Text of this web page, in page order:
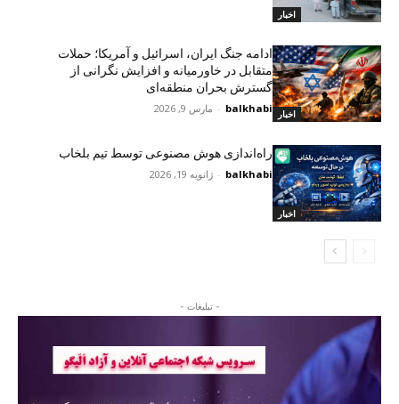
اخبار
اخبار
ادامه جنگ ایران، اسرائیل و آمریکا؛ حملات
متقابل در خاورمیانه و افزایش نگرانی از
گسترش بحران منطقه‌ای
balkhabi
- مارس 9, 2026
اخبار
راه‌اندازی هوش مصنوعی توسط تیم بلخاب
balkhabi
- ژانویه 19, 2026
- تبلیغات -